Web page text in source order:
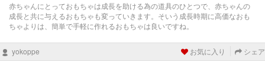
赤ちゃんにとっておもちゃは成長を助ける為の道具のひとつで、赤ちゃんの
成長と共に与えるおもちゃも変っていきます。そいう成長時期に高価なおも
ちゃよりは、簡単で手軽に作れるおもちゃは良いですね。
yokoppe お気に入り シェア